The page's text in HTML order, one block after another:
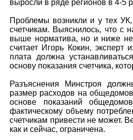
выросли в ряде регионов в 4-5
Проблемы возникли и у тех
счетчикам. Выяснилось, что с
выше норматива, но и ниже
считает Игорь Кокин,
плата должна
основу показания счетчика,
Разъяснения Минстроя
размер расходов на
основе показаний
фактическому объему
счетчикам привести не может.
как и сейчас, ограничена.